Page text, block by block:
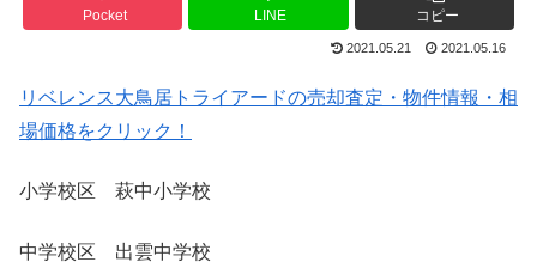
Pocket LINE コピー
2021.05.21 2021.05.16
リベレンス大鳥居トライアードの売却査定・物件情報・相
場価格をクリック！
小学校区 萩中小学校
中学校区 出雲中学校